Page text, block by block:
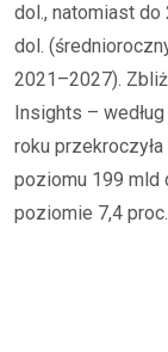
dol., natomiast
dol.
2021–2027).
Insights –
roku
poziomu 199 mld
poziomie 7,4 proc.